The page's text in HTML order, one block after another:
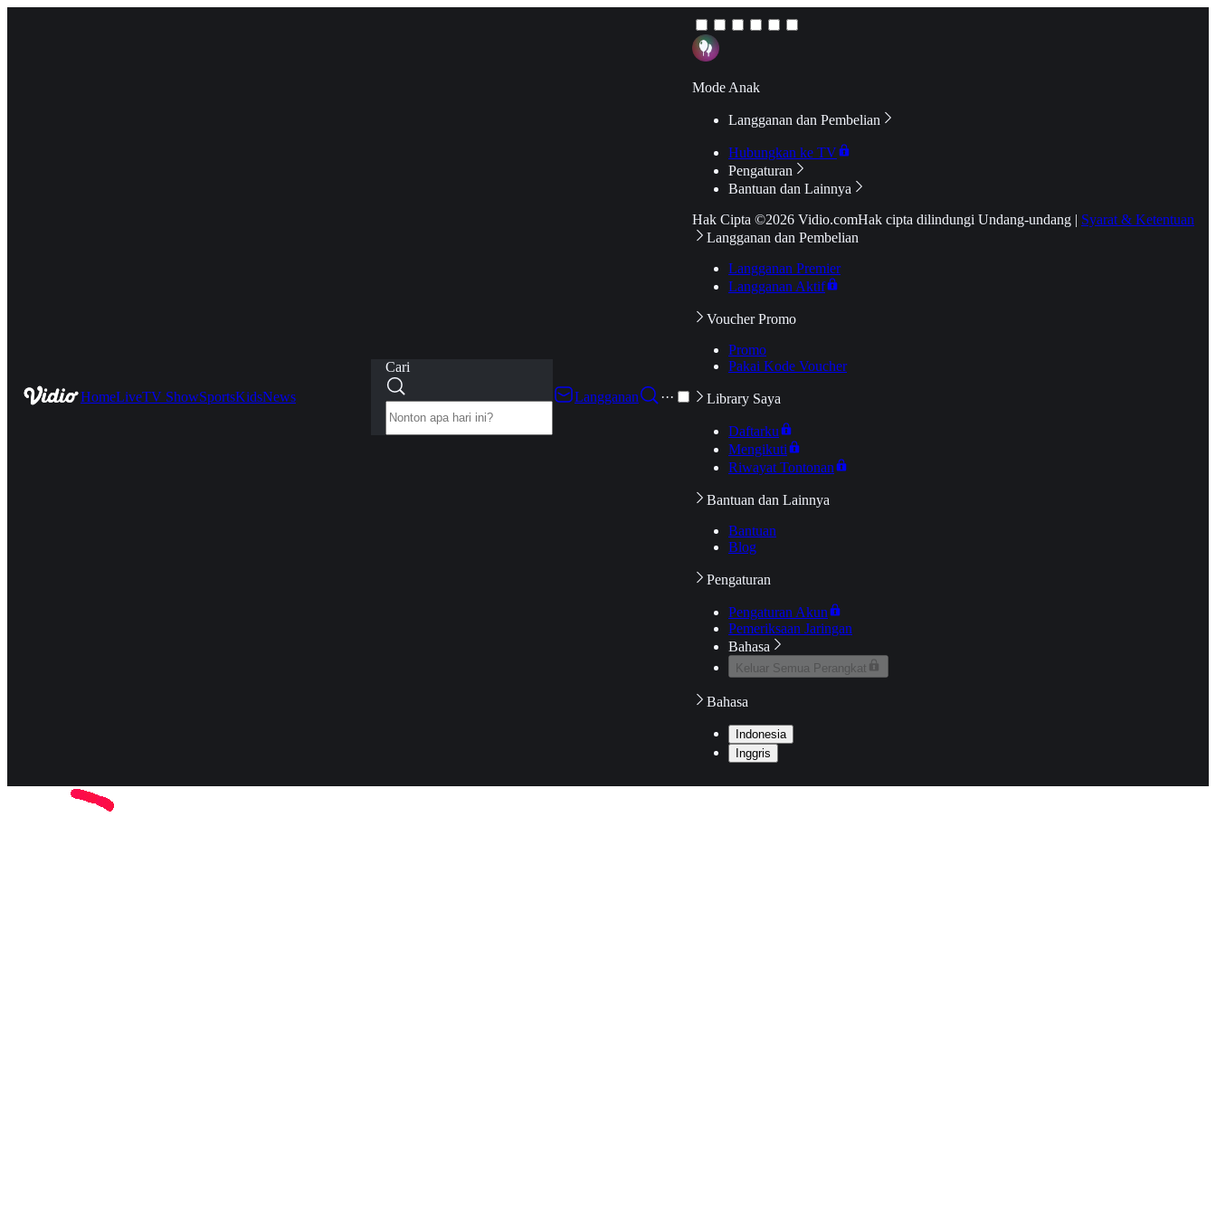
HomeLiveTV ShowSportsKidsNews
Cari
Langganan
···
Mode Anak
Langganan dan Pembelian
Hubungkan ke TV
Pengaturan
Bantuan dan Lainnya
Hak Cipta ©2026 Vidio.comHak cipta dilindungi Undang-undang | Syarat & Ketentuan
Langganan dan Pembelian
Langganan Premier
Langganan Aktif
Voucher Promo
Promo
Pakai Kode Voucher
Library Saya
Daftarku
Mengikuti
Riwayat Tontonan
Bantuan dan Lainnya
Bantuan
Blog
Pengaturan
Pengaturan Akun
Pemeriksaan Jaringan
Bahasa
Keluar Semua Perangkat
Bahasa
Indonesia
Inggris